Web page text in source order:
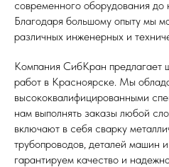
современного оборудования до
Благодаря большому опыту мы
различных инженерных и
Компания СибКран предлагает
работ в Красноярске. Мы
высококвалифицированными
нам выполнять заказы любой
включают в себя сварку
трубопроводов, деталей машин
гарантируем качество и